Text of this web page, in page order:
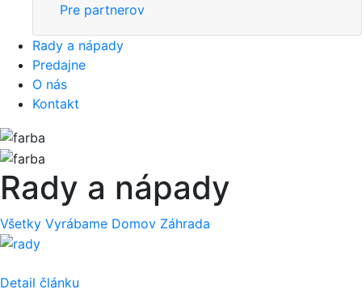
Pre partnerov
Rady a nápady
Predajne
O nás
Kontakt
Rady a nápady
Všetky Vyrábame Domov Záhrada
Detail článku